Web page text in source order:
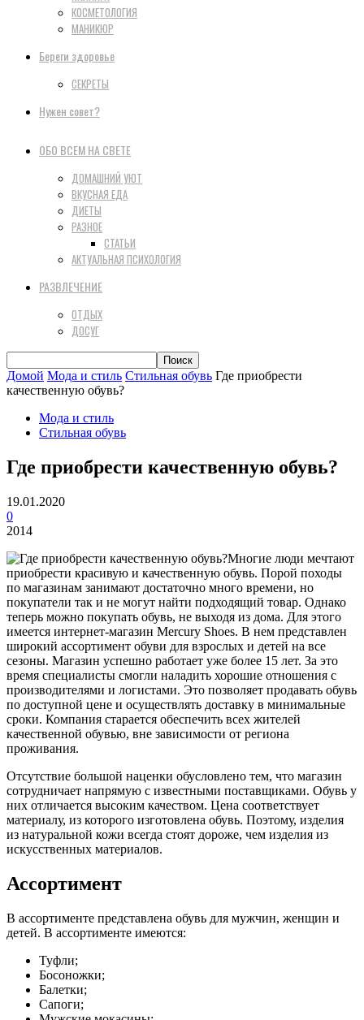
КОСМЕТОЛОГИЯ
МАНИКЮР
Береги здоровье
СЕКРЕТЫ
Нужен совет?
ОБО ВСЕМ НА СВЕТЕ
ДОМАШНИЙ УЮТ
ВКУСНАЯ ЕДА
ДИЕТЫ
РАЗНОЕ
СТАТЬИ
АКТУАЛЬНАЯ ПСИХОЛОГИЯ
РАЗВЛЕЧЕНИЕ
ОТДЫХ
ДОСУГ
Домой Мода и стиль Стильная обувь Где приобрести
качественную обувь?
Мода и стиль
Стильная обувь
Где приобрести качественную обувь?
19.01.2020
0
2014
Многие люди мечтают
приобрести красивую и качественную обувь. Порой походы
по магазинам занимают достаточно много времени, но
покупатели так и не могут найти подходящий товар. Однако
теперь можно покупать обувь, не выходя из дома. Для этого
имеется интернет-магазин Mercury Shoes. В нем представлен
широкий ассортимент обуви для взрослых и детей на все
сезоны. Магазин успешно работает уже более 15 лет. За это
время специалисты смогли наладить хорошие отношения с
производителями и логистами. Это позволяет продавать обувь
по доступной цене и осуществлять доставку в минимальные
сроки. Компания старается обеспечить всех жителей
качественной обувью, вне зависимости от региона
проживания.
Отсутствие большой наценки обусловлено тем, что магазин
сотрудничает напрямую с известными поставщиками. Обувь у
них отличается высоким качеством. Цена соответствует
материалу, из которого изготовлена обувь. Поэтому, изделия
из натуральной кожи всегда стоят дороже, чем изделия из
искусственных материалов.
Ассортимент
В ассортименте представлена обувь для мужчин, женщин и
детей. В ассортименте имеются:
Туфли;
Босоножки;
Балетки;
Сапоги;